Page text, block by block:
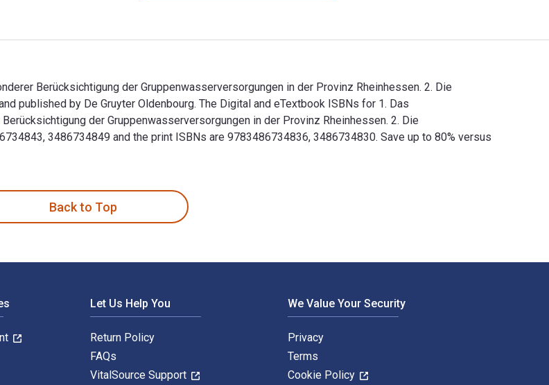
Berücksichtigung der Gruppenwasserversorgungen in der Provinz Rheinhessen. 2. Die
published by De Gruyter Oldenbourg. The Digital and eTextbook ISBNs for 1. Das
der Gruppenwasserversorgungen in der Provinz Rheinhessen. 2. Die
3486734849 and the print ISBNs are 9783486734836, 3486734830. Save up to 80% versus
Back to Top
Let Us Help You
Return Policy
FAQs
VitalSource Support
We Value Your Security
Privacy
Terms
Cookie Policy